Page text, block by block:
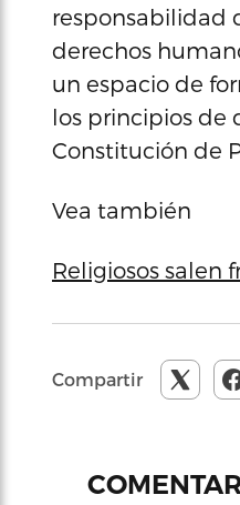
responsabilidad
derechos
un espacio de
los principios
Constitución de
Vea también
Religiosos salen
Compartir